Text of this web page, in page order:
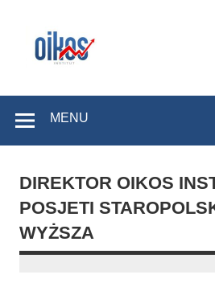
MENU
DIREKTOR OIKOS
POSJETI
WYŻSZA